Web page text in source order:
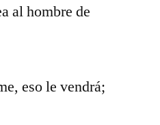
al hombre de
eso le vendrá;